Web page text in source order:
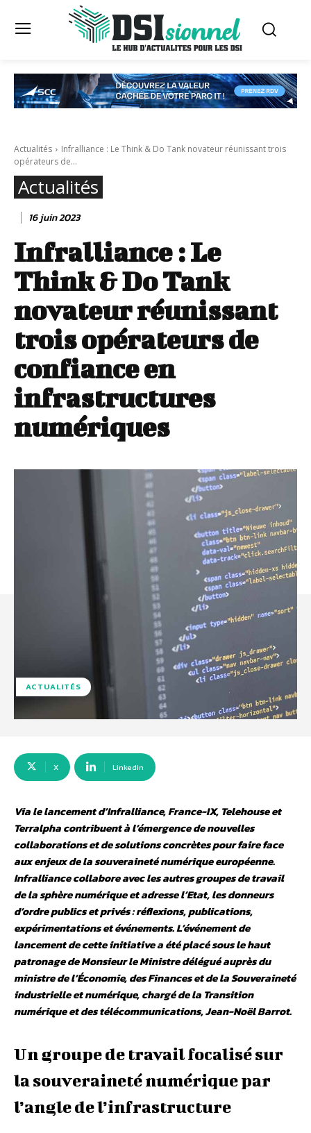
Actualités
Infralliance : Le Think & Do Tank novateur réunissant trois
opérateurs de...
Actualités
16 juin 2023
Infralliance : Le
Think & Do Tank
novateur réunissant
trois opérateurs de
confiance en
infrastructures
numériques
ACTUALITÉS
X Linkedin
Via le lancement d’Infralliance, France-IX, Telehouse et
Terralpha contribuent à l’émergence de nouvelles
collaborations et de solutions concrètes pour faire face
aux enjeux de la souveraineté numérique européenne.
Infralliance collabore avec les autres groupes de travail
de la sphère numérique et adresse l’Etat, les donneurs
d’ordre publics et privés : réflexions, publications,
expérimentations et événements. L’événement de
lancement de cette initiative a été placésous le haut
patronage de Monsieur le Ministre délégué auprès du
ministre de l’Économie, des Finances et de la Souveraineté
industrielle et numérique, chargé de la Transition
numérique et des télécommunications, Jean-Noël Barrot.
Un groupe de travail focalisé sur
la souveraineté numérique par
l’angle de l’infrastructure